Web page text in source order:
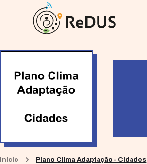
Início Plano Clima Adaptação - Cidades